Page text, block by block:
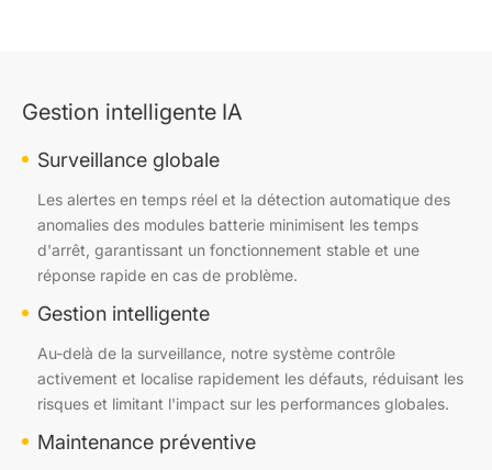
Gestion intelligente IA
Surveillance globale
Les alertes en temps réel et la détection automatique des
anomalies des modules batterie minimisent les temps
d'arrêt, garantissant un fonctionnement stable et une
réponse rapide en cas de problème.
Gestion intelligente
Au-delà de la surveillance, notre système contrôle
activement et localise rapidement les défauts, réduisant les
risques et limitant l'impact sur les performances globales.
Maintenance préventive